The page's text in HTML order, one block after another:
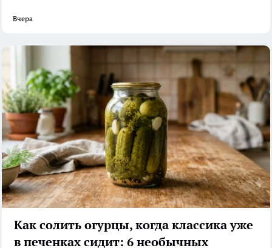
Вчера
Как солить огурцы, когда классика уже
в печенках сидит: 6 необычных